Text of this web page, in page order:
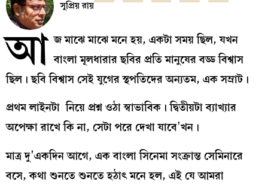
সুপ্রিয় রায়
আ জ মাঝে মাঝে মনে হয়, একটা সময় ছিল, যখন
বাংলা মূলধারার ছবির প্রতি মানুষের বড্ড বিশ্বাস
ছিল। ছবি বিশ্বাস সেই যুগের স্থপতিদের অন্যতম, এক সম্রাট।
প্রথম লাইনটা নিয়ে প্রশ্ন ওঠা স্বাভাবিক। দ্বিতীয়টা ব্যাখ্যার
অপেক্ষা রাখে কি না, সেটা পরে দেখা যাবে’খন।
মাত্র দু’একদিন আগে, এক বাংলা সিনেমা সংক্রান্ত সেমিনারে
বসে, কথা শুনতে শুনতে হঠাৎ মনে হল, এই যে আমরা